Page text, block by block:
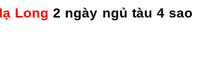
Long 2 ngày ngủ tàu 4